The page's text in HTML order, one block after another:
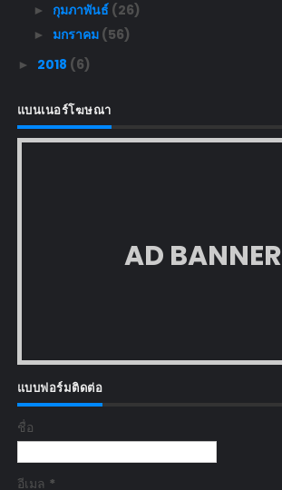
► กุมภาพันธ์ (26)
► มกราคม (56)
► 2018 (6)
แบนเนอร์โฆษณา
AD BANNER
แบบฟอร์มติดต่อ
ชื่อ
อีเมล *